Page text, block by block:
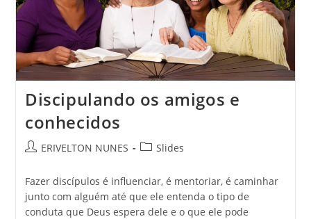
Discipulando os amigos e
conhecidos
ERIVELTON NUNES Slides
Fazer discípulos é influenciar, é mentoriar, é caminhar
junto com alguém até que ele entenda o tipo de
conduta que Deus espera dele e o que ele pode